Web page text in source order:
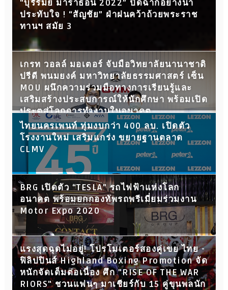
“บุรีรัมย์ มาราธอน 2022” ปิดฉากอย่างน่า
ประทับใจ ! “สัญชัย” ฝ่าฝนคว้าถ้วยพระราช
ทานฯ สมัย 3
เกรท วอลล์ มอเตอร์ จับมือวิทยาลัยนานาชาติ
ปรีดี พนมยงค์ มหาวิทยาลัยธรรมศาสตร์ เซ็น
MOU ผนึกความร่วมมือทางการเรียนรู้และ
เสริมสร้างประสบการณ์ให้นักศึกษา พร้อมเปิด
ประตูสู่โลกการทำงานในอนาคต
ไทยนครเพนท์ ทุ่มงบกว่า 400 ลบ. เปิดตัว
โรงงานใหม่ เสริมแกร่ง ขยายฐานตลาด
CLMV
BRG เปิดตัว “TESLA” รถไฟฟ้าแห่งโลก
อนาคต พร้อมยกกองทัพรถพรีเมี่ยมร่วมงาน
Motor Expo 2020
แรงสุดฉุดไม่อยู่! โปรโมเตอร์สองคู่เขย ไทย -
ฟิลิปปินส์ Highland Boxing Promotion จัด
หนักจัดเต็มต่อเนื่อง ศึก "RISE OF THE WAR
RIORS" ชวนแฟนๆ มาเชียร์กับ 15 คู่ขุนพลนัก